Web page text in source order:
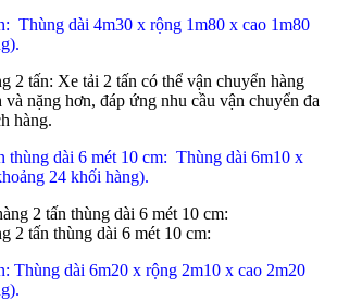
Thùng dài 4m30 x rộng 1m80 x cao 1m80
2 tấn: Xe tải 2 tấn có thể vận chuyển hàng
nặng hơn, đáp ứng nhu cầu vận chuyển đa
hàng.
thùng dài 6 mét 10 cm: Thùng dài 6m10 x
24 khối hàng).
2 tấn thùng dài 6 mét 10 cm:
Thùng dài 6m20 x rộng 2m10 x cao 2m20